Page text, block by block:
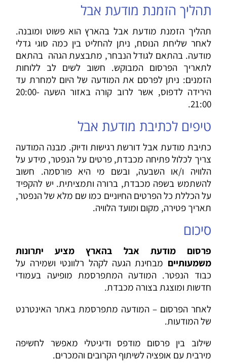
תהליך הזמנת מודעת אבל
תהליך הזמנת מודעת אבל בהארץ הוא פשוט ומובנה.
לאחר שליחת הנוסח, ניתן להחליט בין כמה סוגי גדלי
מודעה. בהתאם לגודל הנבחר, מתבצעת הגהה בהתאם
לתאריך הפרסום המבוקש. חשוב לשים לב ללוחות
הזמנים: ניתן לפרסם את המודעה של היום למחרת עד
הירידה לדפוס, אשר לרוב קורה באזור השעה 20:00-
21:00.
טיפים לכתיבת מודעת אבל
כתיבת מודעת אבל דורשת רגישות ודיוק. מבנה המודעה
צריך לכלול פתיחה מכבדת, פרטים על הנפטר, מידע על
הלוויה ו/או השבעה, ובשם מי היא פורסמה. חשוב
להשתמש בשפה מכבדת, ברורה ותמציתית. יש להקפיד
על הכללת כל הפרטים החיוניים כמו שם מלא של הנפטר,
תאריך פטירה, מקום ומועד הלוויה.
סיכום
פרסום מודעת אבל בהארץ מציע יתרונות
משמעותיים מבחינת הגעה לקהל רלוונטי ושמירה על
כבוד הנפטר. המודעה המתפרסמת מופיעה בעמודי
חדשות ומוצגת בצורה מכבדת.
לאחר הפרסום – המודעה מתפרסמת באתר האינטרנט
של המודעות.
שילוב בין פרסום מודפס ודיגיטלי מאפשר לחשיפה
מירבית עם אופציה לשיתוף הקרובים והמכרים.